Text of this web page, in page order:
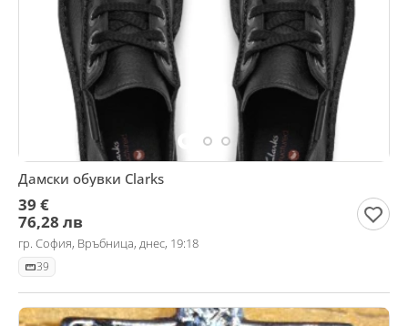
Дамски обувки Clarks
39 €
76,28 лв
гр. София, Връбница, днес, 19:18
39